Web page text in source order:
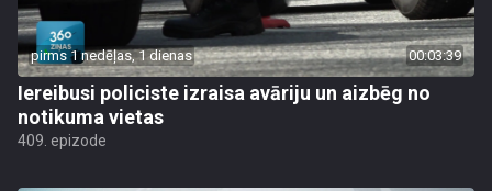
pirms 1 nedēļas, 1 dienas 00:03:39
Iereibusi policiste izraisa avāriju un aizbēg no
notikuma vietas
409. epizode